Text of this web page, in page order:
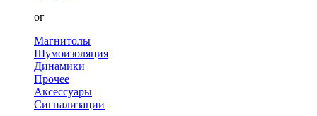
Каталог
Магнитолы
Шумоизоляция
Динамики
Прочее
Аксессуары
Сигнализации